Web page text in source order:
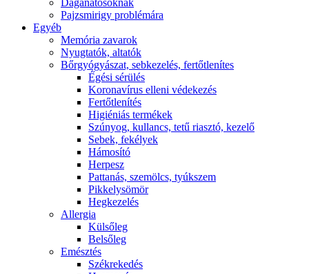
Daganatosoknak
Pajzsmirigy problémára
Egyéb
Memória zavarok
Nyugtatók, altatók
Bőrgyógyászat, sebkezelés, fertőtlenítes
É́gési sérülés
Koronavírus elleni védekezés
Fertőtlenítés
Higiéniás termékek
Szúnyog, kullancs, tetű riasztó, kezelő
Sebek, fekélyek
Hámosító
Herpesz
Pattanás, szemölcs, tyúkszem
Pikkelysömör
Hegkezelés
Allergia
Külsőleg
Belsőleg
Emésztés
Székrekedés